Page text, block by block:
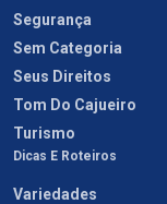
Segurança
Sem Categoria
Seus Direitos
Tom Do Cajueiro
Turismo
Dicas E Roteiros
Variedades